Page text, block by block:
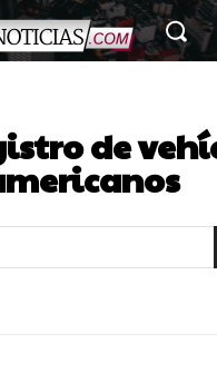
de